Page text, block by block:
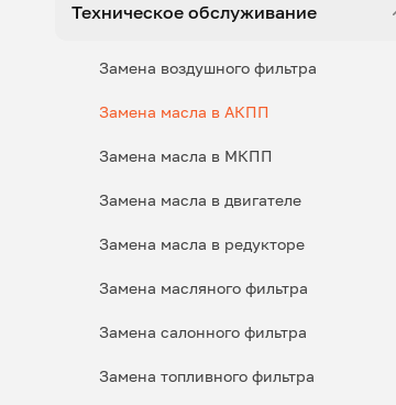
Техническое обслуживание
Замена воздушного фильтра
Замена масла в АКПП
Замена масла в МКПП
Замена масла в двигателе
Замена масла в редукторе
Замена масляного фильтра
Замена салонного фильтра
Замена топливного фильтра